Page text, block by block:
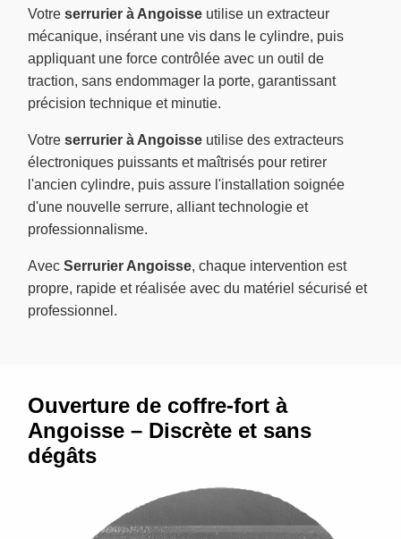
Votre serrurier à Angoisse utilise un extracteur
mécanique, insérant une vis dans le cylindre, puis
appliquant une force contrôlée avec un outil de
traction, sans endommager la porte, garantissant
précision technique et minutie.
Votre serrurier à Angoisse utilise des extracteurs
électroniques puissants et maîtrisés pour retirer
l'ancien cylindre, puis assure l'installation soignée
d'une nouvelle serrure, alliant technologie et
professionnalisme.
Avec Serrurier Angoisse, chaque intervention est
propre, rapide et réalisée avec du matériel sécurisé et
professionnel.
Ouverture de coffre-fort à
Angoisse – Discrète et sans
dégâts